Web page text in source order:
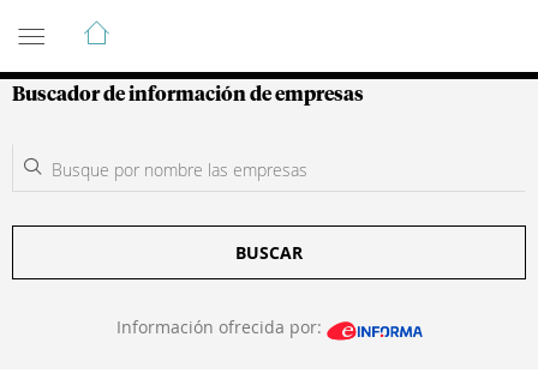
Guía de Empresas Colombianas
Buscador de información de empresas
BUSCAR
Información ofrecida por: